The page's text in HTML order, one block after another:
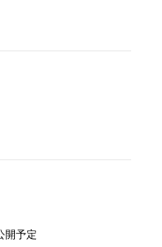
開予定